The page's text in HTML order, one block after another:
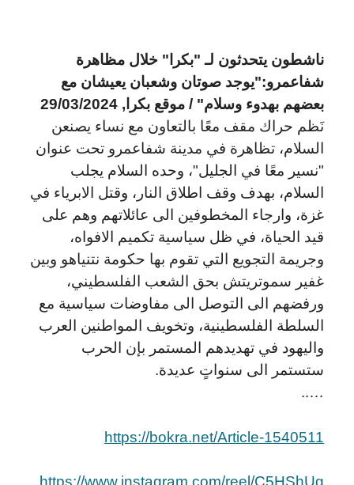
ناشطون يتحدثون لـ "بكرا" خلال مظاهرة
شفاعمرو:"يوجد صوتان وشعبان يعيشان مع
بعضهم بهدوء وسلام" / موقع بكرا, 29/03/2024
نَظم حراك مقف معًا بالتعاون مع نساء يصنعن
السلام، تظاهرة في مدينة شفاعمرو تحت عنوان
"نسير معًا في الجليل"، وحده السلام يجلب
السلام، بهدف وقف اطلاق النار، وقتل الابرياء في
غزة، وارجاء المخطوفين الى عائلاتهم وهم على
قيد الحياة، في ظل سياسية تكميم الافواه،
وجريمة التجويع التي تقوم بها حكومة نتنياهو وبين
غفير سموتريتش بحق الشعب الفلسطيني،
ورفضهم الى التوصل الى مفاوضات سياسية مع
السلطة الفلسطينية، وتخويف المواطنين العرب
واليهود في تهديدهم المستمر بإن الحرب
ستستمر الى سنواتٍ عديدة.
…..
https://bokra.net/Article-1540511